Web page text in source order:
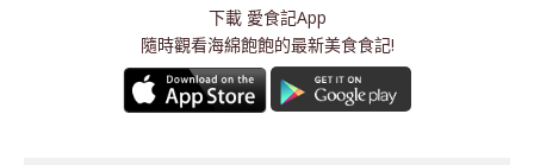
下載 愛食記App
隨時觀看海綿飽飽的最新美食食記!